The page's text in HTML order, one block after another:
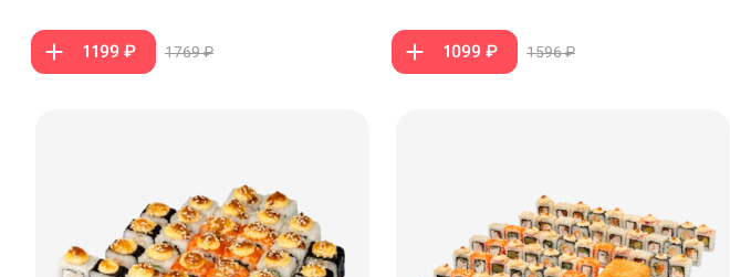
1199 ₽ 1769 ₽ 1099 ₽ 1596 ₽